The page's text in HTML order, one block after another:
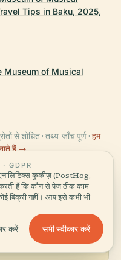
Tips in Baku, 2025,
of Musical
से शोधित · तथ्य-जाँच पूर्ण · हम
हैं →
मानचित्र देखें
· GDPR
कुकीज़ (PostHog,
हैं कि कौन से पेज ठीक काम
बिक्री नहीं। आप इसे कभी भी
करें सभी स्वीकार करें